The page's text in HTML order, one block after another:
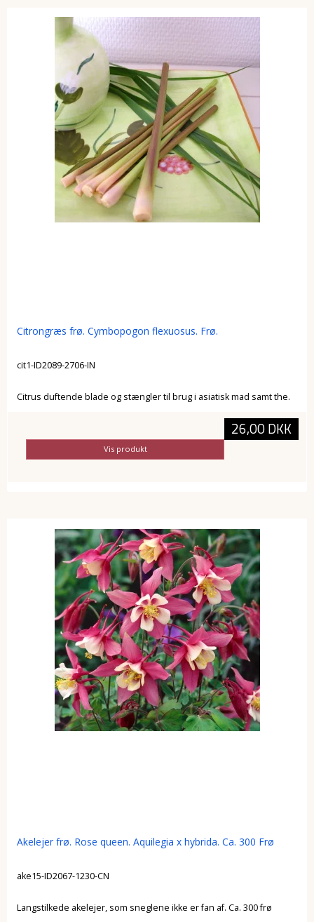
Citrongræs frø. Cymbopogon flexuosus. Frø.
cit1-ID2089-2706-IN
Citrus duftende blade og stængler til brug i asiatisk mad samt the.
26,00 DKK
Vis produkt
Akelejer frø. Rose queen. Aquilegia x hybrida. Ca. 300 Frø
ake15-ID2067-1230-CN
Langstilkede akelejer, som sneglene ikke er fan af. Ca. 300 frø